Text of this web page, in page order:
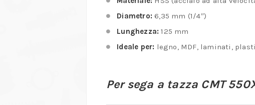
Diametro: 6,35 mm (1/4″)
Lunghezza: 125 mm
Ideale per: legno, MDF, laminati,
Per sega a tazza CMT